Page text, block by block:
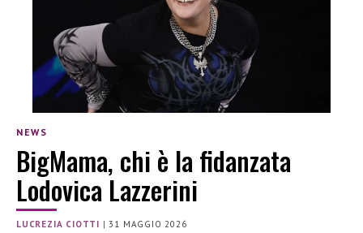
NEWS
BigMama, chi è la fidanzata
Lodovica Lazzerini
LUCREZIA CIOTTI |31 MAGGIO 2026